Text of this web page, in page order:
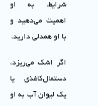
شرایط، به او
اهمیت می‌دهید و
با او همدلی دارید.
اگر اشک می‌ریزد،
دستمال‌کاغذی یا
یک لیوان آب به او